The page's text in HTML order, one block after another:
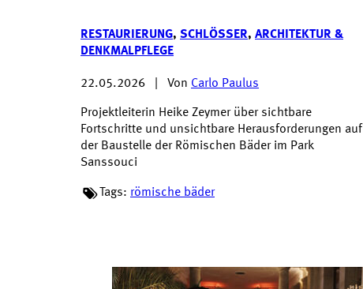
RESTAURIERUNG, SCHLÖSSER, ARCHITEKTUR &
DENKMALPFLEGE
22.05.2026 Von Carlo Paulus
Projektleiterin Heike Zeymer über sichtbare
Fortschritte und unsichtbare Herausforderungen auf
der Baustelle der Römischen Bäder im Park
Sanssouci
Tags: römische bäder